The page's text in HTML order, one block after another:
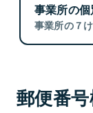
事業所の
事業所の７
郵便番